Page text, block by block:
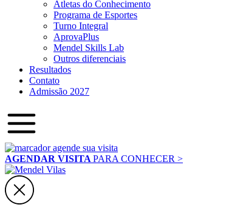
Atletas do Conhecimento
Programa de Esportes
Turno Integral
AprovaPlus
Mendel Skills Lab
Outros diferenciais
Resultados
Contato
Admissão 2027
AGENDAR VISITA PARA CONHECER >